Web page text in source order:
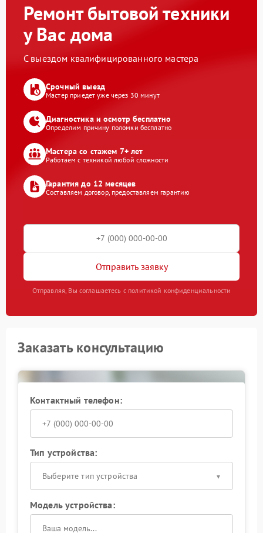
Ремонт бытовой техники
у Вас дома
С выездом квалифицированного мастера
Срочный выезд
Мастер приедет уже через 30 минут
Диагностика и осмотр бесплатно
Определим причину поломки бесплатно
Мастера со стажем 7+ лет
Работаем с техникой любой сложности
Гарантия до 12 месяцев
Составляем договор, предоставляем гарантию
Отправить заявку
Отправляя, Вы соглашаетесь с политикой конфиденциальности
Заказать консультацию
Контактный телефон:
Тип устройства:
Выберите тип устройства
Модель устройства: